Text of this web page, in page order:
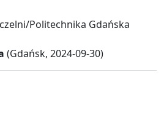
Politechnika Gdańska
(Gdańsk, 2024-09-30)